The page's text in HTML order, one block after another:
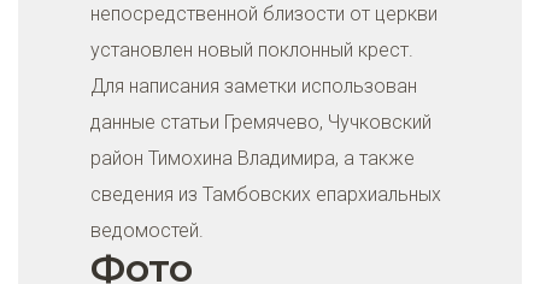
непосредственной близости от церкви
установлен новый поклонный крест.
Для написания заметки использован
данные статьи Гремячево, Чучковский
район Тимохина Владимира, а также
сведения из Тамбовских епархиальных
ведомостей.
Фото